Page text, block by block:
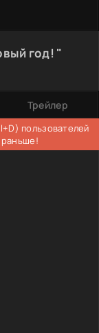
год! "
Трейлер
пользователей
раньше!